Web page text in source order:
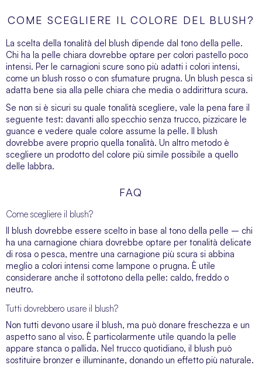
COME SCEGLIERE IL COLORE DEL BLUSH?
La scelta della tonalità del blush dipende dal tono della pelle.
Chi ha la pelle chiara dovrebbe optare per colori pastello poco
intensi. Per le carnagioni scure sono più adatti i colori intensi,
come un blush rosso o con sfumature prugna. Un blush pesca si
adatta bene sia alla pelle chiara che media o addirittura scura.
Se non si è sicuri su quale tonalità scegliere, vale la pena fare il
seguente test: davanti allo specchio senza trucco, pizzicare le
guance e vedere quale colore assume la pelle. Il blush
dovrebbe avere proprio quella tonalità. Un altro metodo è
scegliere un prodotto del colore più simile possibile a quello
delle labbra.
FAQ
Come scegliere il blush?
Il blush dovrebbe essere scelto in base al tono della pelle – chi
ha una carnagione chiara dovrebbe optare per tonalità delicate
di rosa o pesca, mentre una carnagione più scura si abbina
meglio a colori intensi come lampone o prugna. È utile
considerare anche il sottotono della pelle: caldo, freddo o
neutro.
Tutti dovrebbero usare il blush?
Non tutti devono usare il blush, ma può donare freschezza e un
aspetto sano al viso. È particolarmente utile quando la pelle
appare stanca o pallida. Nel trucco quotidiano, il blush può
sostituire bronzer e illuminante, donando un effetto più naturale.